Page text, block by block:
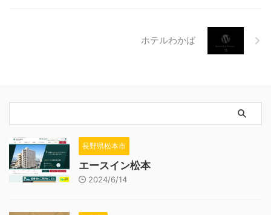
ホテルわかば
長野県松本市
エースイン松本
2024/6/14